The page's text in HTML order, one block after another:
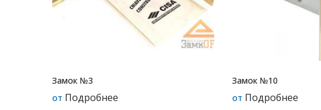
Замок №3
от Подробнее
Замок №10
от Подробнее